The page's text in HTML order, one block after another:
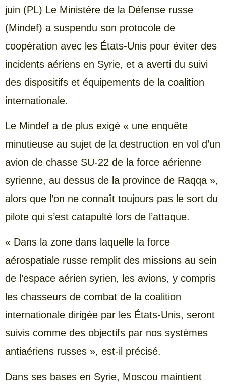
juin (PL) Le Ministère de la Défense russe
(Mindef) a suspendu son protocole de
coopération avec les États-Unis pour éviter des
incidents aériens en Syrie, et a averti du suivi
des dispositifs et équipements de la coalition
internationale.
Le Mindef a de plus exigé « une enquête
minutieuse au sujet de la destruction en vol d’un
avion de chasse SU-22 de la force aérienne
syrienne, au dessus de la province de Raqqa »,
alors que l’on ne connaît toujours pas le sort du
pilote qui s’est catapulté lors de l’attaque.
« Dans la zone dans laquelle la force
aérospatiale russe remplit des missions au sein
de l’espace aérien syrien, les avions, y compris
les chasseurs de combat de la coalition
internationale dirigée par les États-Unis, seront
suivis comme des objectifs par nos systèmes
antiaériens russes », est-il précisé.
Dans ses bases en Syrie, Moscou maintient